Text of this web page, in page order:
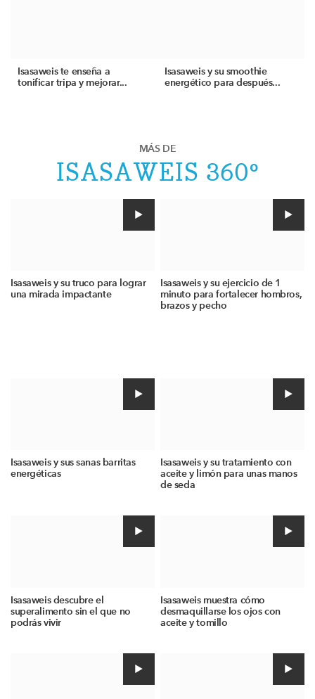
Isasaweis te enseña a
tonificar tripa y mejorar...
Isasaweis y su smoothie
energético para después...
MÁS DE
ISASAWEIS 360º
Isasaweis y su truco para lograr
una mirada impactante
Isasaweis y su ejercicio de 1
minuto para fortalecer hombros,
brazos y pecho
Isasaweis y sus sanas barritas
energéticas
Isasaweis y su tratamiento con
aceite y limón para unas manos
de seda
Isasaweis descubre el
superalimento sin el que no
podrás vivir
Isasaweis muestra cómo
desmaquillarse los ojos con
aceite y tomillo